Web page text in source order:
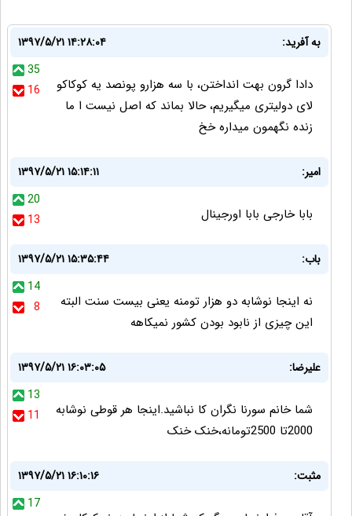
به آفرید:
۱۳۹۷/۵/۲۱ ۱۴:۲۸:۰۴
35
16
دادا گرون بهت انداختن، با سه هزارو پونصد یه کوکاکو
لای دولیتری میگیریم، حالا بماند که اصل نیست ا ما
زنده نگهمون میداره خخ
امیر:
۱۳۹۷/۵/۲۱ ۱۵:۱۴:۱۱
20
13
بابا خارجی بابا اورجینال
باب:
۱۳۹۷/۵/۲۱ ۱۵:۳۵:۴۴
14
8
نه اینجا نوشابه دو هزار تومنه یعنی بیست سنت البته
این چیزی از نابود بودن کشور نمیکاهه
علیرضا:
۱۳۹۷/۵/۲۱ ۱۶:۰۳:۰۵
13
11
شما خانم سورنا نگران کا نباشید.اینجا هر قوطی نوشابه
2000تا 2500تومانه،خنک خنک
مثبت:
۱۳۹۷/۵/۲۱ ۱۶:۱۰:۱۶
17